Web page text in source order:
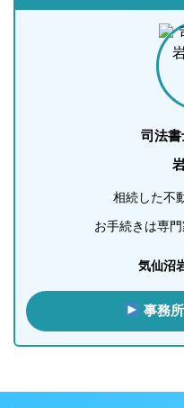
司法
相続した不
お手続きは専門
気仙沼
事務